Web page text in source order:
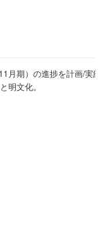
月期）の進捗を計画/実績/
明文化。